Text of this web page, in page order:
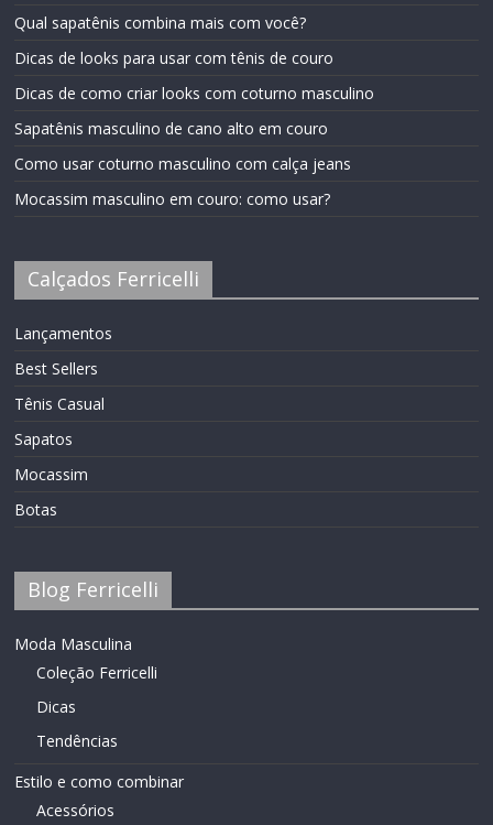
Qual sapatênis combina mais com você?
Dicas de looks para usar com tênis de couro
Dicas de como criar looks com coturno masculino
Sapatênis masculino de cano alto em couro
Como usar coturno masculino com calça jeans
Mocassim masculino em couro: como usar?
Calçados Ferricelli
Lançamentos
Best Sellers
Tênis Casual
Sapatos
Mocassim
Botas
Blog Ferricelli
Moda Masculina
Coleção Ferricelli
Dicas
Tendências
Estilo e como combinar
Acessórios